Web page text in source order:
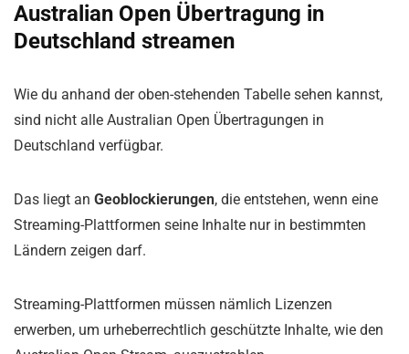
Australian Open Übertragung in
Deutschland streamen
Wie du anhand der oben-stehenden Tabelle sehen kannst,
sind nicht alle Australian Open Übertragungen in
Deutschland verfügbar.
Das liegt an Geoblockierungen, die entstehen, wenn eine
Streaming-Plattformen seine Inhalte nur in bestimmten
Ländern zeigen darf.
Streaming-Plattformen müssen nämlich Lizenzen
erwerben, um urheberrechtlich geschützte Inhalte, wie den